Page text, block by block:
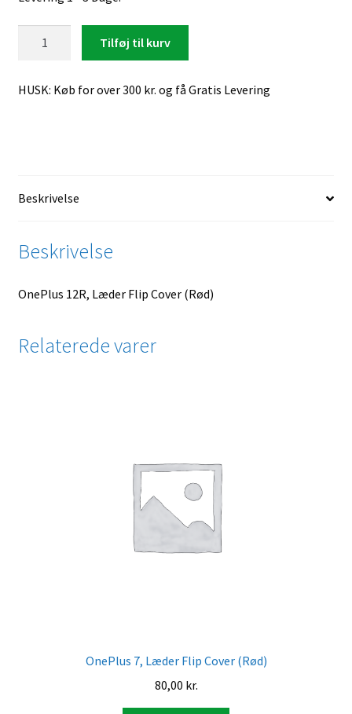
Flip
Tilføj til kurv
HUSK: Køb for over 300 kr. og få Gratis Levering
Beskrivelse
Beskrivelse
OnePlus 12R, Læder Flip Cover (Rød)
Relaterede varer
OnePlus 7, Læder Flip Cover (Rød)
80,00 kr.